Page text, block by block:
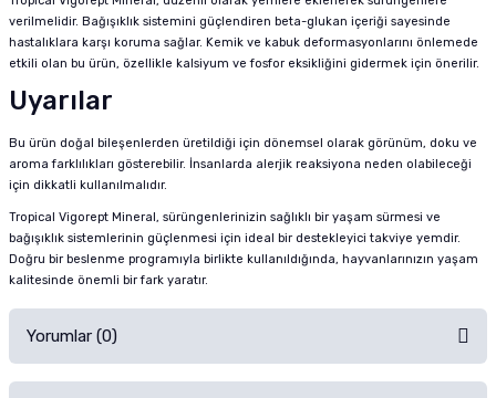
verilmelidir. Bağışıklık sistemini güçlendiren beta-glukan içeriği sayesinde
hastalıklara karşı koruma sağlar. Kemik ve kabuk deformasyonlarını önlemede
etkili olan bu ürün, özellikle kalsiyum ve fosfor eksikliğini gidermek için önerilir.
Uyarılar
Bu ürün doğal bileşenlerden üretildiği için dönemsel olarak görünüm, doku ve
aroma farklılıkları gösterebilir. İnsanlarda alerjik reaksiyona neden olabileceği
için dikkatli kullanılmalıdır.
Tropical Vigorept Mineral, sürüngenlerinizin sağlıklı bir yaşam sürmesi ve
bağışıklık sistemlerinin güçlenmesi için ideal bir destekleyici takviye yemdir.
Doğru bir beslenme programıyla birlikte kullanıldığında, hayvanlarınızın yaşam
kalitesinde önemli bir fark yaratır.
Yorumlar (0)